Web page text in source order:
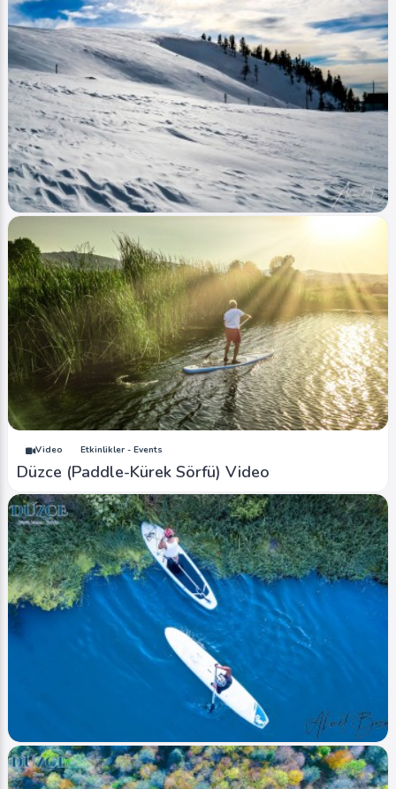
Image Yaylalar - Plateaus
Düzce Topuk Yaylası Kış - Duzce Topuk Plateau
Winter
Ahmet Bozdemir 0 3208 0
Image Yaylalar - Plateaus
Düzce Kardüz Yaylası Kış - Duzce Karduz
Plateau Winter
Ahmet Bozdemir 0 4301 0
Video Etkinlikler - Events
Düzce (Paddle-Kürek Sörfü) Video